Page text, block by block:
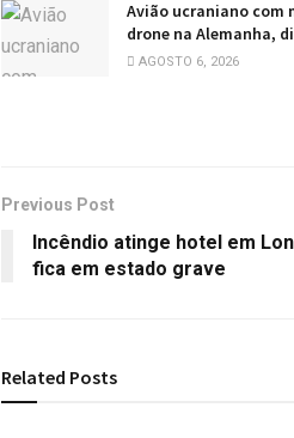
Avião ucraniano com
drone na Alemanha,
AGOSTO 6, 2026
Previous Post
Incêndio atinge hotel em
fica em estado grave
Related Posts